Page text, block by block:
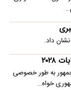
داد.
به طور خصوصی
خواه…